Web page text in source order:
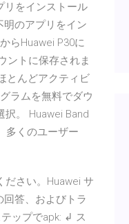
リをインストール
のアプリをイン
らHuawei P30に
ントに保存されま
とんどアクティビ
ラムを無料でダウ
択。 Huawei Band
多くのユーザー
ださい。Huawei サ
答、およびトラ
ップでapk: ↲ ス